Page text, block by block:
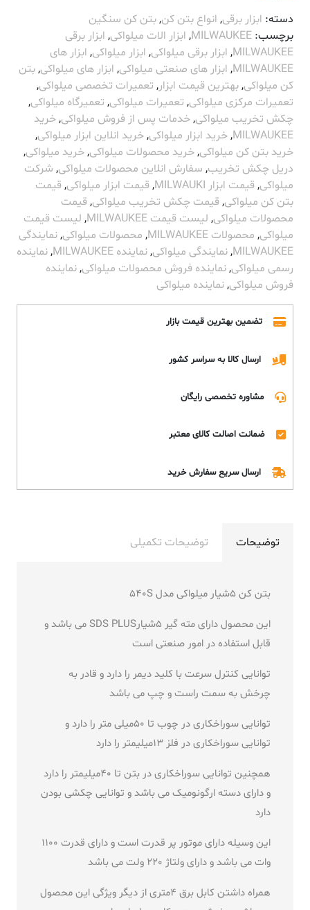
دسته: ابزار برقی, انواع بتن کن,بتن کن سنگین
برچسب: MILWAUKEE
, ابزار الات میلواکی, ابزار برقی
MILWAUKEE
, ابزار برقی میلواکی, ابزار میلواکی, ابزار های
MILWAUKEE
, ابزار های صنعتی میلواکی, ابزار های میلواکی,بتن
کن میلواکی,بهترین قیمت ابزار, تعمیرات تخصصی میلواکی,
تعمیرات مرکزی میلواکی, تعمیرات میلواکی, تعمیرگاه میلواکی,
چکش تخریب میلواکی,خدمات پس از فروش میلواکی,خرید
MILWAUKEE
,خرید ابزار میلواکی,خرید انلاین ابزار میلواکی,
خرید بتن کن میلواکی,خرید محصولات میلواکی,خرید میلواکی,
دریل چکش تخریب, سفارش انلاین محصولات میلواکی, شرکت
میلواکی, قیمت ابزار MILWAUKI , قیمت ابزار میلواکی, قیمت
بتن کن میلواکی, قیمت چکش تخریب میلواکی, قیمت
محصولات میلواکی, لیست قیمت MILWAUKEE , لیست قیمت
میلواکی, محصولات MILWAUKEE , محصولات میلواکی,نمایندگی
MILWAUKEE
,نمایندگی میلواکی,نماینده MILWAUKEE ,نماینده
رسمی میلواکی,نماینده فروش محصولات میلواکی,نماینده
فروش میلواکی,نماینده میلواکی
تضمین بهترین قیمت بازار
ارسال کالا به سراسر کشور
مشاوره تخصصی رایگان
ضمانت اصالت کالای معتبر
ارسال سریع سفارش خرید
توضیحات توضیحات تکمیلی
بتن کن 5شیار میلواکی مدل 540S
این محصول دارای مته گیر 5شیارSDS PLUS می باشد و
قابل استفاده در امور صنعتی است
توانایی کنترل سرعت با کلید دیمر را دارد و قادر به
چرخش به سمت راست و چپ می باشد
توانایی سوراخکاری در چوب تا 50میلی متر را دارد و
توانایی سوراخکاری در فلز 13میلیمتر را دارد
همچنین توانایی سوراخکاری در بتن تا 40میلیمتر را دارد
و دارای دسته ارگونومیک می باشد و توانایی چکشی بودن
دارد
این وسیله دارای موتور پر قدرت است و دارای قدرت 1100
وات می باشد و دارای ولتاژ 220 ولت می باشد
همراه داشتن کابل برق 4متری از دیگر ویژگی این محصول